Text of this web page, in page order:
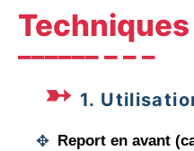
1.
Report en avant